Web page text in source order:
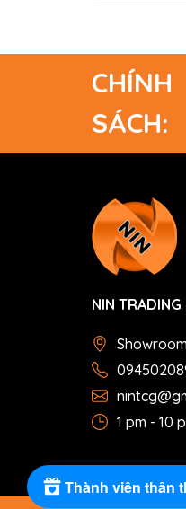
CHÍNH
SÁCH:
NIN TRADING
1 pm - 10
Thành viên thân